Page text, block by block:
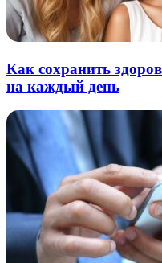
Как сохранить
на каждый день